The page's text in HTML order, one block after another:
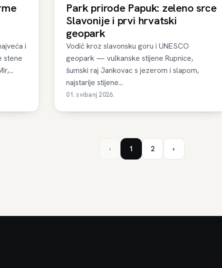
i
stene
Park prirode Papuk: zeleno srce
Slavonije i prvi hrvatski
geopark
Vodič kroz slavonsku goru i UNESCO
geopark — vulkanske stijene Rupnice,
šumski raj Jankovac s jezerom i slapom,
najstarije stijene...
01. svibanj 2026.
‹ 1 2 ›